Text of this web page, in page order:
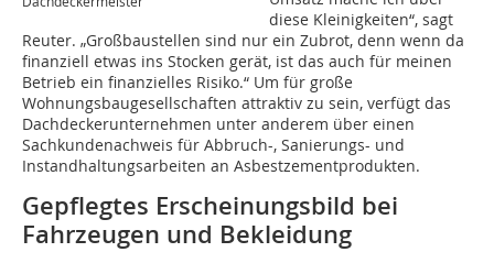
diese Kleinigkeiten“, sagt
Reuter. „Großbaustellen sind nur ein Zubrot, denn wenn da
finanziell etwas ins Stocken gerät, ist das auch für meinen
Betrieb ein finanzielles Risiko.“ Um für große
Wohnungsbaugesellschaften attraktiv zu sein, verfügt das
Dachdeckerunternehmen unter anderem über einen
Sachkundenachweis für Abbruch-, Sanierungs- und
Instandhaltungsarbeiten an Asbestzementprodukten.
Gepflegtes Erscheinungsbild bei
Fahrzeugen und ­Bekleidung